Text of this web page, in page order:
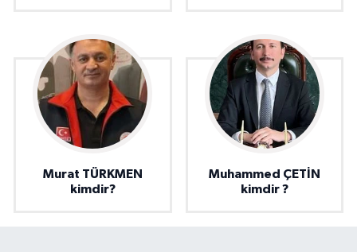
Murat TÜRKMEN
kimdir?
Muhammed ÇETİN
kimdir ?